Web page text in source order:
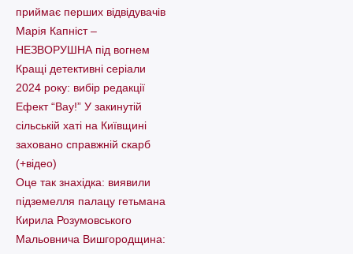
приймає перших відвідувачів
Марія Капніст –
НЕЗВОРУШНА під вогнем
Кращі детективні серіали
2024 року: вибір редакції
Ефект “Вау!” У закинутій
сільській хаті на Київщині
заховано справжній скарб
(+відео)
Оце так знахідка: виявили
підземелля палацу гетьмана
Кирила Розумовського
Мальовнича Вишгородщина: